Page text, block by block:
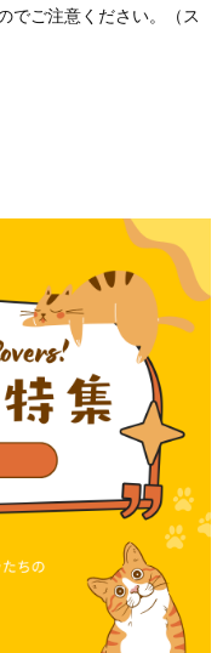
でご注意ください。（ス